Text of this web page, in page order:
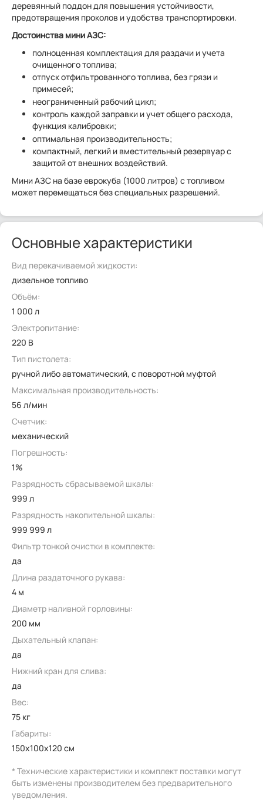
деревянный поддон для повышения устойчивости,
предотвращения проколов и удобства транспортировки.
Достоинства мини АЗС:
полноценная комплектация для раздачи и учета
очищенного топлива;
отпуск отфильтрованного топлива, без грязи и
примесей;
неограниченный рабочий цикл;
контроль каждой заправки и учет общего расхода,
функция калибровки;
оптимальная производительность;
компактный, легкий и вместительный резервуар с
защитой от внешних воздействий.
Мини АЗС на базе еврокуба (1000 литров) с топливом
может перемещаться без специальных разрешений.
Основные характеристики
Вид перекачиваемой жидкости:
дизельное топливо
Объём:
1 000 л
Электропитание:
220 В
Тип пистолета:
ручной либо автоматический, с поворотной муфтой
Максимальная производительность:
56 л/мин
Счетчик:
механический
Погрешность:
1%
Разрядность сбрасываемой шкалы:
999 л
Разрядность накопительной шкалы:
999 999 л
Фильтр тонкой очистки в комплекте:
да
Длина раздаточного рукава:
4 м
Диаметр наливной горловины:
200 мм
Дыхательный клапан:
да
Нижний кран для слива:
да
Вес:
75 кг
Габариты:
150x100x120 см
* Технические характеристики и комплект поставки могут
быть изменены производителем без предварительного
уведомления.